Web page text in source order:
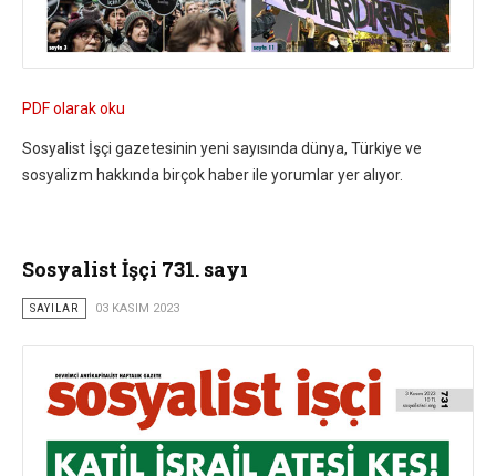
PDF olarak oku
Sosyalist İşçi gazetesinin yeni sayısında dünya, Türkiye ve
sosyalizm hakkında birçok haber ile yorumlar yer alıyor.
Sosyalist İşçi 731. sayı
SAYILAR 03 KASIM 2023